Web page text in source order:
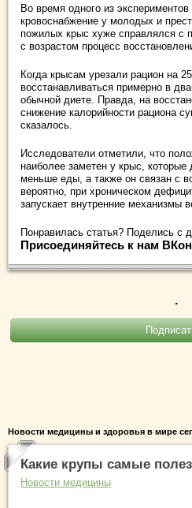
Во время одного из
кровоснабжение у молодых и
пожилых крыс хуже справлялся с
с возрастом процесс
Когда крысам урезали рацион на
восстанавливаться примерно в
обычной диете. Правда, на
снижение калорийности рациона
сказалось.
Исследователи отметили, что
наиболее заметен у крыс,
меньше еды, а также он связан с
вероятно, при хроническом
запускает внутренние механизмы
Понравилась статья? Поделись с
Присоединяйтесь к нам
.
Новости медицины и здоровья в мире
Какие крупы самые
Новости медицины